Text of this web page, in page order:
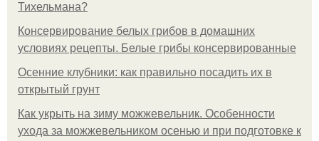
Тихельмана?
Консервирование белых грибов в домашних
условиях рецепты. Белые грибы консервированные
Осенние клубники: как правильно посадить их в
открытый грунт
Как укрыть на зиму можжевельник. Особенности
ухода за можжевельником осенью и при подготовке к